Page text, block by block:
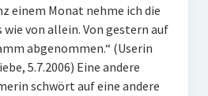
einem Monat nehme ich die
wie von allein. Von gestern auf
abgenommen.“ (Userin
5.7.2006) Eine andere
schwört auf eine andere